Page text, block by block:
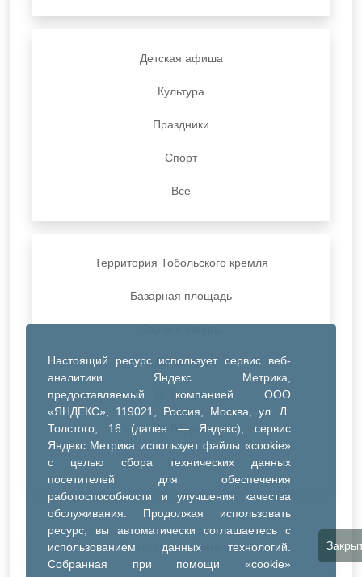
Настоящий ресурс использует сервис веб-
аналитики Яндекс Метрика,
предоставляемый компанией ООО
«ЯНДЕКС», 119021, Россия, Москва, ул. Л.
Толстого, 16 (далее — Яндекс), сервис
Яндекс Метрика использует файлы «cookie»
с целью сбора технических данных
посетителей для обеспечения
работоспособности и улучшения качества
обслуживания. Продолжая использовать
ресурс, вы автоматически соглашаетесь с
использованием данных технологий.
Собранная при помощи «cookie»
Детская афиша
Культура
Праздники
Спорт
Все
Территория Тобольского кремля
Базарная площадь
ДК Синтез
ДК Речник
ДК Водник
Иное
Очистить все фильтры